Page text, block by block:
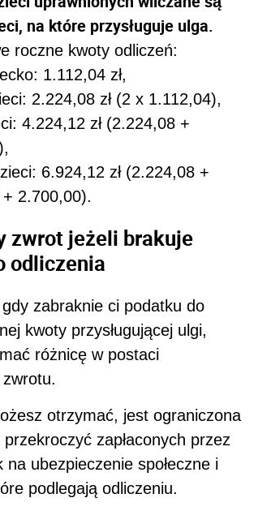
na które przysługuje ulga.
roczne kwoty odliczeń:
1.112,04 zł,
2.224,08 zł (2 x 1.112,04),
4.224,12 zł (2.224,08 +
6.924,12 zł (2.224,08 +
2.700,00).
zwrot jeżeli brakuje
odliczenia
zabraknie ci podatku do
kwoty przysługującej ulgi,
różnicę w postaci
otrzymać, jest ograniczona
zapłaconych przez
na ubezpieczenie społeczne i
podlegają odliczeniu.